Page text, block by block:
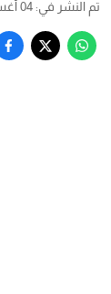
تم النشر في: 04 أغسطس 2026, 8:10 مساءً